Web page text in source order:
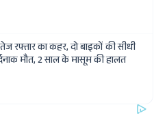
रफ्तार का कहर, दो बाइकों की सीधी
मौत, 2 साल के मासूम की हालत